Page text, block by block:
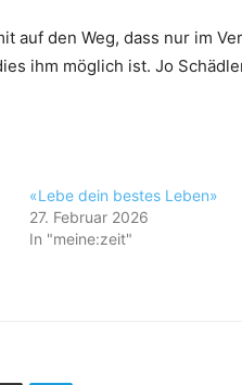
auf den Weg, dass nur im
ihm möglich ist. Jo
«Lebe dein bestes Leben»
27. Februar 2026
In "meine:zeit"